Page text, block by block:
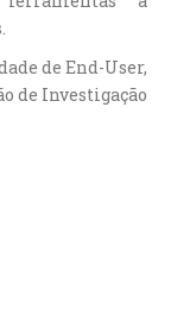
de End-User,
de Investigação